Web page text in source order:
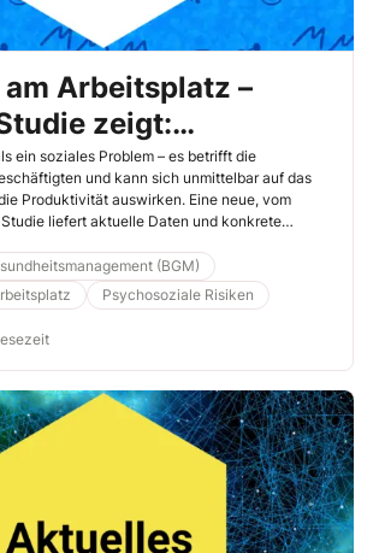
Arbeitsplatz –
zeigt:
muss ganzheitlich
ein soziales Problem – es betrifft die
und kann sich unmittelbar auf das
Produktivität auswirken. Eine neue, vom
liefert aktuelle Daten und konkrete
(BGM)
Psychosoziale Risiken